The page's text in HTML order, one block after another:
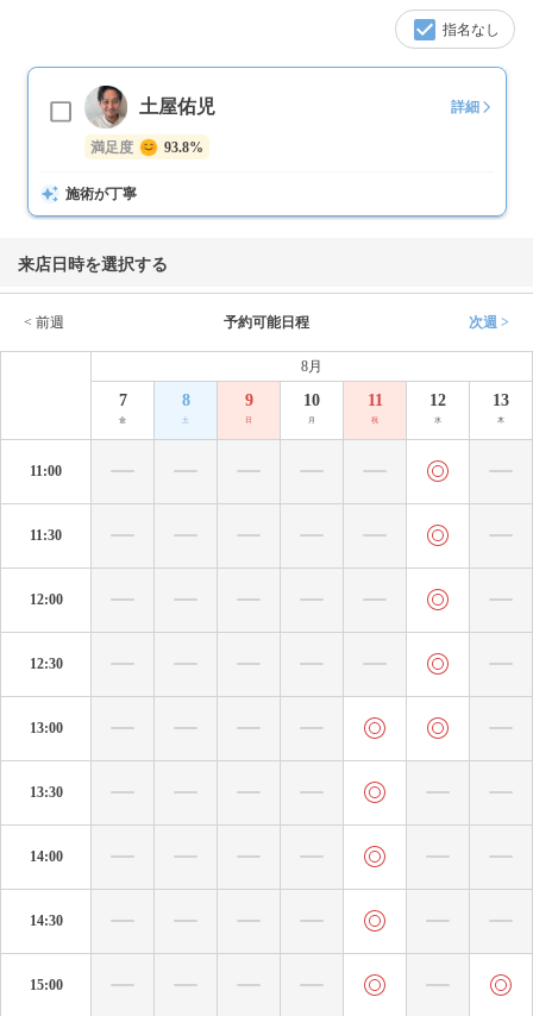
指名なし
土屋佑児 詳細
満足度 93.8%
施術が丁寧
来店日時を選択する
< 前週 予約可能日程 次週 >
8月
7
金
8
土
9
日
10
月
11
祝
12
水
13
木
11:00
11:30
12:00
12:30
13:00
13:30
14:00
14:30
15:00